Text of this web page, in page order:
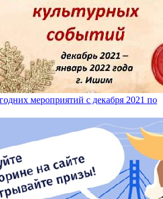
мероприятий с декабря 2021 по